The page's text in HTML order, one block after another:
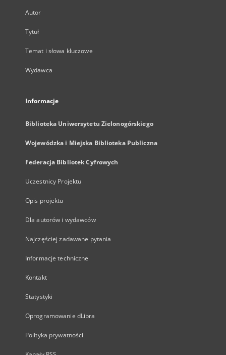
Autor
Tytuł
Temat i słowa kluczowe
Wydawca
Informacje
Biblioteka Uniwersytetu Zielonogórskiego
Wojewódzka i Miejska Biblioteka Publiczna
Federacja Bibliotek Cyfrowych
Uczestnicy Projektu
Opis projektu
Dla autorów i wydawców
Najczęściej zadawane pytania
Informacje techniczne
Kontakt
Statystyki
Oprogramowanie dLibra
Polityka prywatności